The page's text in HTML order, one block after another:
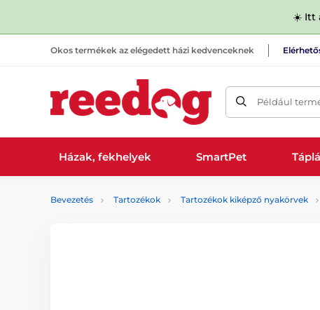
☀️ Itt
Okos termékek az elégedett házi kedvenceknek
Például
Házak, fekhelyek SmartPet
Bevezetés Tartozékok Tartozékok kiképző nyakörvek